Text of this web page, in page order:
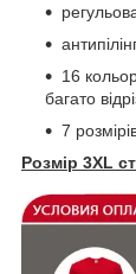
16
багато
7
Розмір 3XL